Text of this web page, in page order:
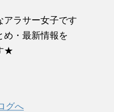
アラサー女子です
め・最新情報を
★